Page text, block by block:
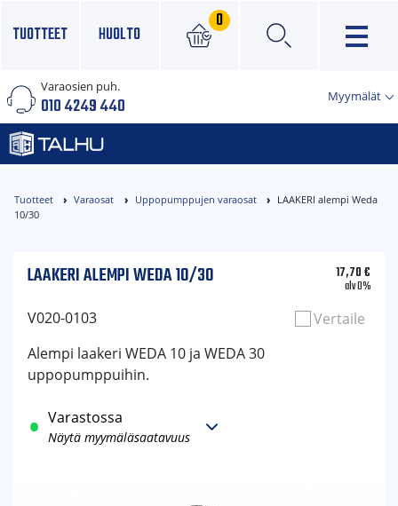
TUOTTEET HUOLTO
0
×
Varaosien puh.
010 4249 440 Myymälät
Tuotteet Varaosat Uppopumppujen varaosat
LAAKERI alempi Weda
10/30
LAAKERI ALEMPI WEDA 10/30 17,70€
alv 0%
V020-0103
Vertaile
Alempi laakeri WEDA 10 ja WEDA 30
uppopumppuihin.
Varastossa
Näytä myymäläsaatavuus